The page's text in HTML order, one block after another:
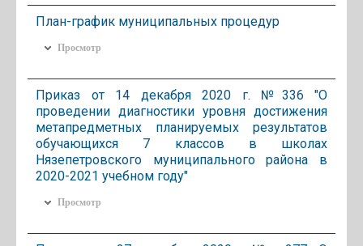
План-график муниципальных процедур
Просмотр
Приказ от 14 декабря 2020 г. №336 "О
проведении диагностики уровня достижения
метапредметных планируемых результатов
обучающихся 7 классов в школах
Нязепетровского муниципального района в
2020-2021 учебном году"
Просмотр